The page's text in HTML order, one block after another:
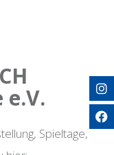
e.V.
Spieltage,